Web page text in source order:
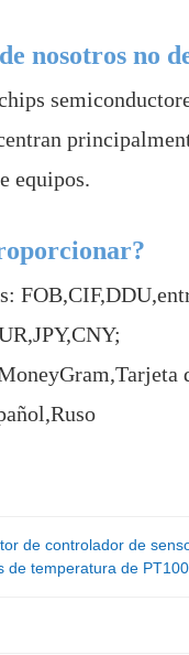
nosotros no
equipos.
de controlador de
temperatura de